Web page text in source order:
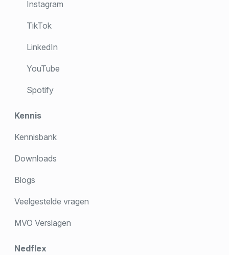
Instagram
TikTok
LinkedIn
YouTube
Spotify
Kennis
Kennisbank
Downloads
Blogs
Veelgestelde vragen
MVO Verslagen
Nedflex